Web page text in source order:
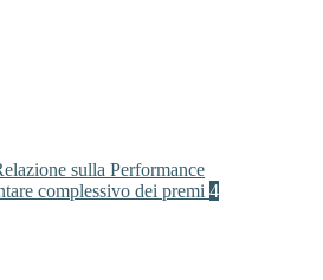
sulla Performance
complessivo dei premi 4